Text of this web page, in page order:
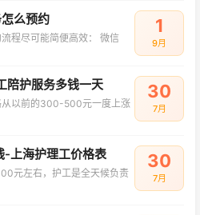
么预约
上海强直医院力求让护工服务预约流程尽可能简便高效： 微信
1
9月
陪护服务多钱一天
从以前的300-500元一度上涨
30
7月
-上海护理工价格表
元左右，护工是全天候负责
30
7月